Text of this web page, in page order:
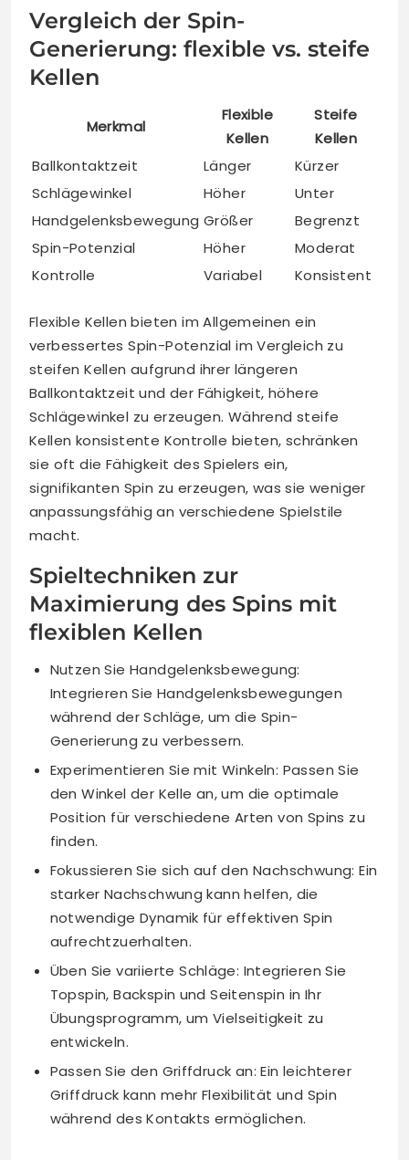
Vergleich der Spin-
Generierung: flexible vs. steife
Kellen
Merkmal
Flexible
Kellen
Steife
Kellen
Ballkontaktzeit
Länger
Kürzer
Schlägewinkel
Höher
Unter
Handgelenksbewegung Größer
Begrenzt
Spin-Potenzial
Höher
Moderat
Kontrolle
Variabel Konsistent
Flexible Kellen bieten im Allgemeinen ein
verbessertes Spin-Potenzial im Vergleich zu
steifen Kellen aufgrund ihrer längeren
Ballkontaktzeit und der Fähigkeit, höhere
Schlägewinkel zu erzeugen. Während steife
Kellen konsistente Kontrolle bieten, schränken
sie oft die Fähigkeit des Spielers ein,
signifikanten Spin zu erzeugen, was sie weniger
anpassungsfähig an verschiedene Spielstile
macht.
Spieltechniken zur
Maximierung des Spins mit
flexiblen Kellen
Nutzen Sie Handgelenksbewegung:
Integrieren Sie Handgelenksbewegungen
während der Schläge, um die Spin-
Generierung zu verbessern.
Experimentieren Sie mit Winkeln: Passen Sie
den Winkel der Kelle an, um die optimale
Position für verschiedene Arten von Spins zu
finden.
Fokussieren Sie sich auf den Nachschwung: Ein
starker Nachschwung kann helfen, die
notwendige Dynamik für effektiven Spin
aufrechtzuerhalten.
Üben Sie variierte Schläge: Integrieren Sie
Topspin, Backspin und Seitenspin in Ihr
Übungsprogramm, um Vielseitigkeit zu
entwickeln.
Passen Sie den Griffdruck an: Ein leichterer
Griffdruck kann mehr Flexibilität und Spin
während des Kontakts ermöglichen.